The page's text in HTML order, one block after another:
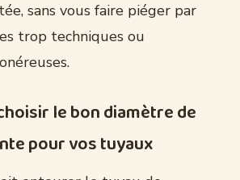
sans vous faire piéger par
trop techniques ou
le bon diamètre de
pour vos tuyaux